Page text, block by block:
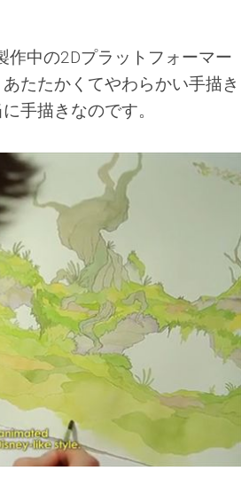
作中の2Dプラットフォーマー
たたかくてやわらかい手描き
手描きなのです。